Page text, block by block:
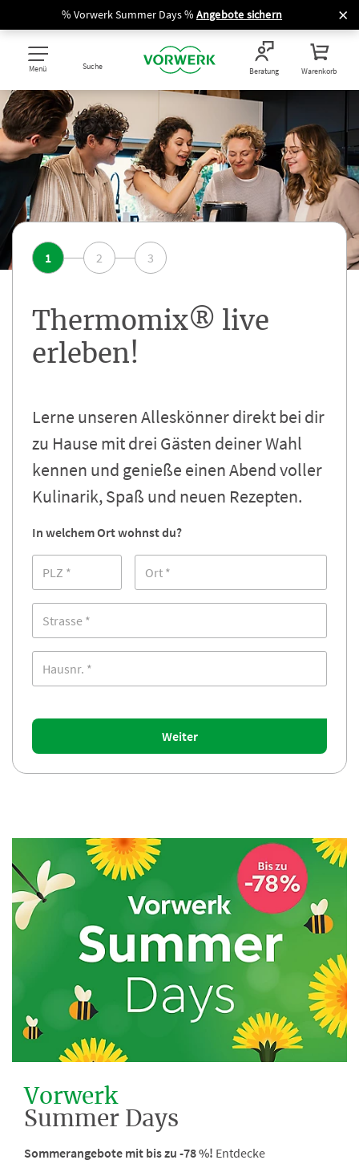
% Vorwerk Summer Days % Angebote sichern
Menü Suche Beratung Warenkorb
1 2 3
Thermomix® live
erleben!
Lerne unseren Alleskönner direkt bei dir
zu Hause mit drei Gästen deiner Wahl
kennen und genieße einen Abend voller
Kulinarik, Spaß und neuen Rezepten.
In welchem Ort wohnst du?
Weiter
Vorwerk
Summer Days
Sommerangebote mit bis zu -78 %! Entdecke